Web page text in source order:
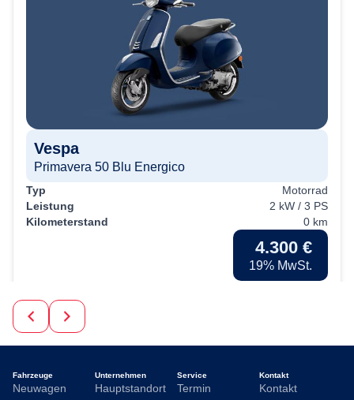
Vespa
Primavera 50 Blu Energico
Typ
Motorrad
Leistung
2 kW / 3 PS
Kilometerstand
0 km
4.300 €
19% MwSt.
Emissionen (kombiniert):
Fahrzeuge
Neuwagen
Unternehmen
Hauptstandort
Service
Termin
Kontakt
Kontakt